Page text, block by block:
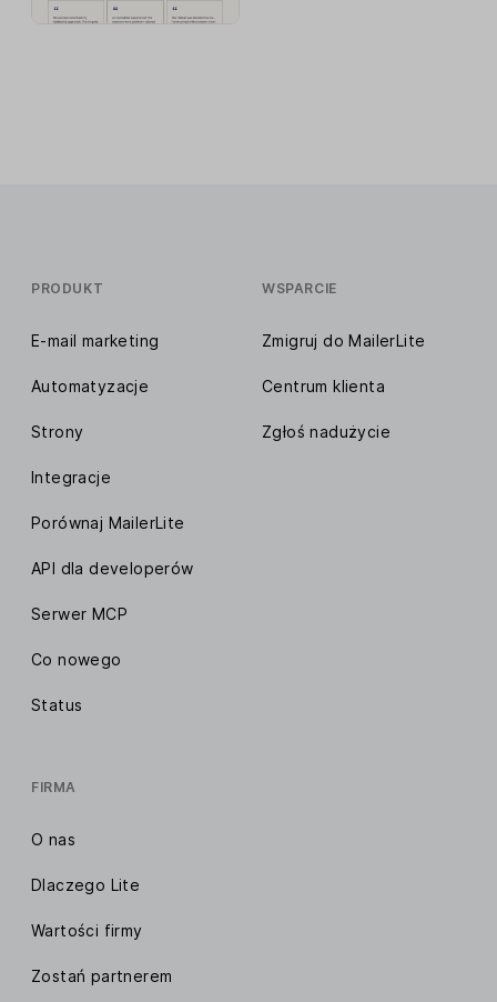
PRODUKT
E-mail marketing
Automatyzacje
Strony
Integracje
Porównaj MailerLite
API dla developerów
Serwer MCP
Co nowego
Status
WSPARCIE
Zmigruj do MailerLite
Centrum klienta
Zgłoś nadużycie
FIRMA
O nas
Dlaczego Lite
Wartości firmy
Zostań partnerem